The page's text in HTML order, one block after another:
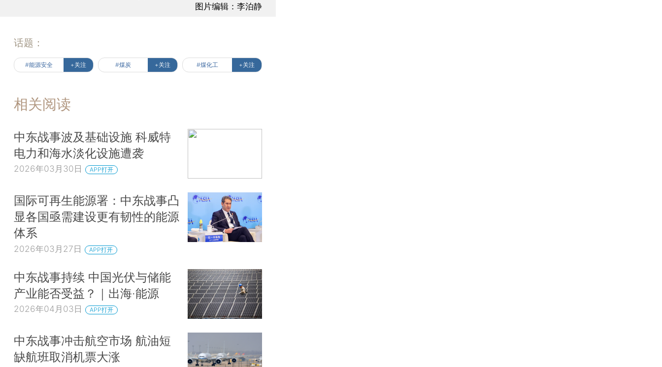
图片编辑：李泊静
话题：
#能源安全 +关注 #煤炭 +关注 #煤化工 +关注
相关阅读
中东战事波及基础设施 科威特
电力和海水淡化设施遭袭
2026年03月30日 APP打开
国际可再生能源署：中东战事凸
显各国亟需建设更有韧性的能源
体系
2026年03月27日 APP打开
中东战事持续 中国光伏与储能
产业能否受益？｜出海·能源
2026年04月03日 APP打开
中东战事冲击航空市场 航油短
缺航班取消机票大涨